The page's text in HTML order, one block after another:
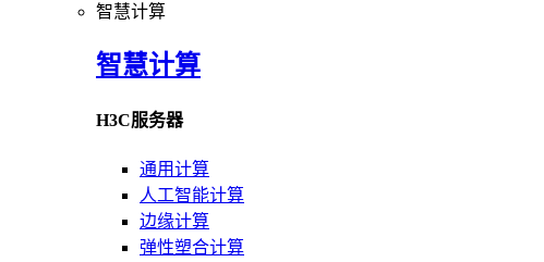
智慧计算
智慧计算
H3C服务器
通用计算
人工智能计算
边缘计算
弹性塑合计算